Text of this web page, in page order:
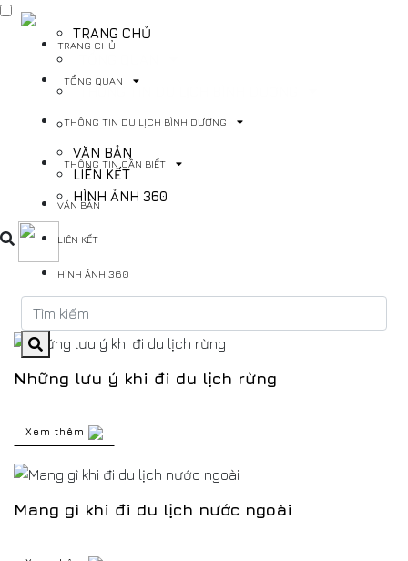
TRANG CHỦ
THÔNG TIN CẦN BIẾT
VĂN BẢN
LIÊN KẾT
HÌNH ẢNH 360
TRANG CHỦ
TỔNG QUAN
THÔNG TIN DU LỊCH BÌNH DƯƠNG
THÔNG TIN CẦN BIẾT
VĂN BẢN
LIÊN KẾT
HÌNH ẢNH 360
Những lưu ý khi đi du lịch rừng
Xem thêm
Mang gì khi đi du lịch nước ngoài